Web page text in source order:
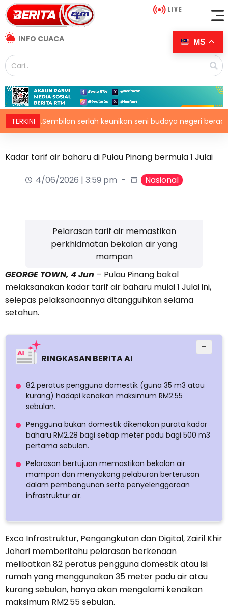
INFO CUACA
TERKINI
N.Sembilan serlah keunikan seni budaya negeri beradat
Kadar tarif air baharu di Pulau Pinang bermula 1 Julai
4/06/2026 | 3:59 pm
Nasional
Pelarasan tarif air memastikan
perkhidmatan bekalan air yang
mampan
GEORGE TOWN, 4 Jun – Pulau Pinang bakal
melaksanakan kadar tarif air baharu mulai 1 Julai ini,
selepas pelaksanaannya ditangguhkan selama
setahun.
RINGKASAN BERITA AI
−
82 peratus pengguna domestik (guna 35 m3 atau
kurang) hadapi kenaikan maksimum RM2.55
sebulan.
Pengguna bukan domestik dikenakan purata kadar
baharu RM2.28 bagi setiap meter padu bagi 500 m3
pertama sebulan.
Pelarasan bertujuan memastikan bekalan air
mampan dan menyokong pelaburan berterusan
dalam pembangunan serta penyelenggaraan
infrastruktur air.
Exco Infrastruktur, Pengangkutan dan Digital, Zairil Khir
Johari memberitahu pelarasan berkenaan
melibatkan 82 peratus pengguna domestik atau isi
rumah yang menggunakan 35 meter padu air atau
kurang sebulan, hanya akan mengalami kenaikan
maksimum RM2.55 sebulan.
MS